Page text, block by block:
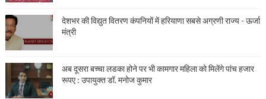
देशभर की विद्युत वितरण कंपनियों में हरियाणा सबसे अग्रणी राज्य - ऊर्जा
मंत्री
अब दूसरा बच्चा लडका होने पर भी कामगार महिला को मिलेंगे पांच हजार
रूपए : उपायुक्त डॉ. मनोज कुमार